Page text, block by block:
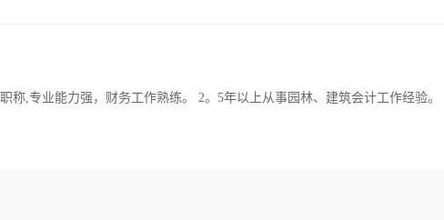
称,专业能力强，财务工作熟练。 2。5年以上从事园林、建筑会计工作经验